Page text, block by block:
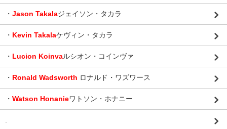
・ Jason Takalaジェイソン・タカラ
・ Kevin Takalaケヴィン・タカラ
・ Lucion Koinvaルシオン・コインヴァ
・ Ronald Wadsworth ロナルド・ワズワース
・ Watson Honanieワトソン・ホナニー
.